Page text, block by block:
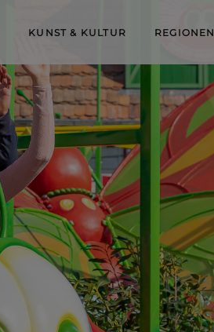
KUNST & KULTUR REGIONEN